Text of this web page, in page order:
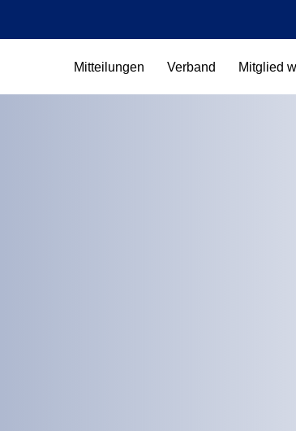
Mitteilungen Verband Mitglied